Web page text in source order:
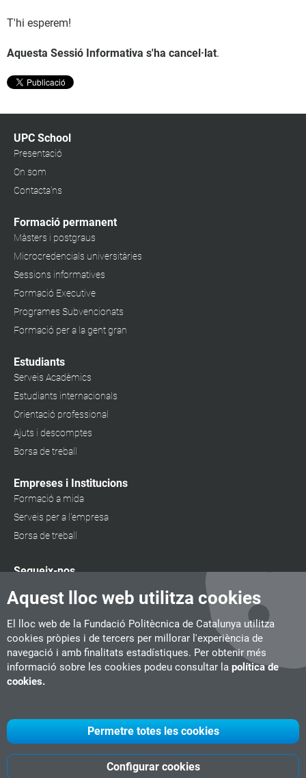
Aquest lloc web utilitza cookies
El lloc web de la Fundació Politècnica de Catalunya utilitza
cookies pròpies i de tercers per millorar l'experiència de
navegació i amb finalitats estadístiques. Per obtenir més
informació sobre les cookies podeu consultar la política de
cookies.
Configurar cookies
Permetre totes les cookies
T'hi esperem!
Aquesta Sessió Informativa s'ha cancel·lat.
UPC School
Presentació
On som
Contacta'ns
Formació permanent
Màsters i postgraus
Microcredencials universitàries
Sessions informatives
Formació Executive
Programes Subvencionats
Formació per a la gent gran
Estudiants
Serveis Acadèmics
Estudiants internacionals
Orientació professional
Ajuts i descomptes
Borsa de treball
Empreses i Institucions
Formació a mida
Serveis per a l'empresa
Borsa de treball
Segueix-nos